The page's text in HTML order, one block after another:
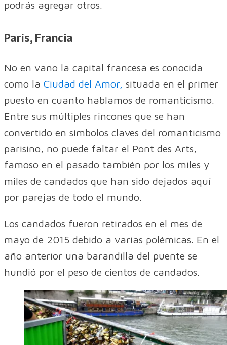
podrás agregar otros.
París, Francia
No en vano la capital francesa es conocida
como la Ciudad del Amor, situada en el primer
puesto en cuanto hablamos de romanticismo.
Entre sus múltiples rincones que se han
convertido en símbolos claves del romanticismo
parisino, no puede faltar el Pont des Arts,
famoso en el pasado también por los miles y
miles de candados que han sido dejados aquí
por parejas de todo el mundo.
Los candados fueron retirados en el mes de
mayo de 2015 debido a varias polémicas. En el
año anterior una barandilla del puente se
hundió por el peso de cientos de candados.